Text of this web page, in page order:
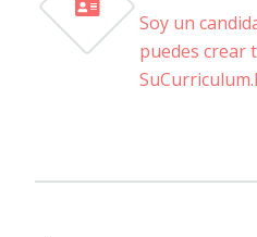
Soy un
puedes crear